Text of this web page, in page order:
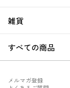
雑貨
すべての商品
メルマガ登録